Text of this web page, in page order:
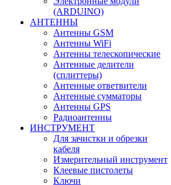
(ARDUINO)
АНТЕННЫ
Антенны GSM
Антенны WiFi
Антенны телескопические
Антенные делители
(сплиттеры)
Антенные ответвители
Антенные сумматоры
Антенны GPS
Радиоантенны
ИНСТРУМЕНТ
Для зачистки и обрезки
кабеля
Измерительный инструмент
Клеевые пистолеты
Ключи